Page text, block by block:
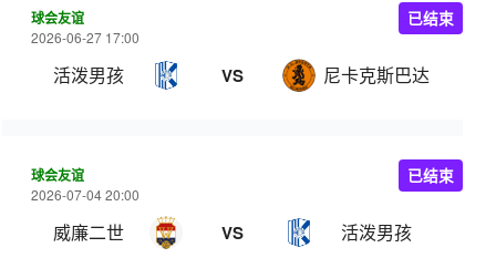
球会友谊
2026-06-27 17:00
活泼男孩 VS 尼卡克斯巴达
已结束
球会友谊
2026-07-04 20:00
威廉二世 VS 活泼男孩
已结束